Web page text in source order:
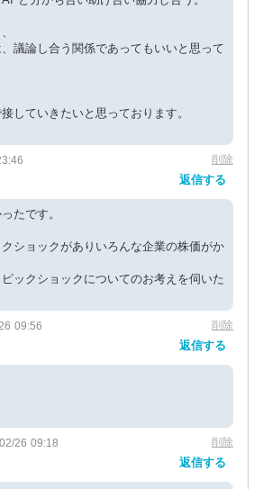
議論し合う関係であってもいいと思って
していきたいと思っております。
削除
返信する
たです。
ショックがありいろんな企業の株価がか
ックショックについてのお考えを伺いた
09:56 削除
返信する
26 09:18 削除
返信する